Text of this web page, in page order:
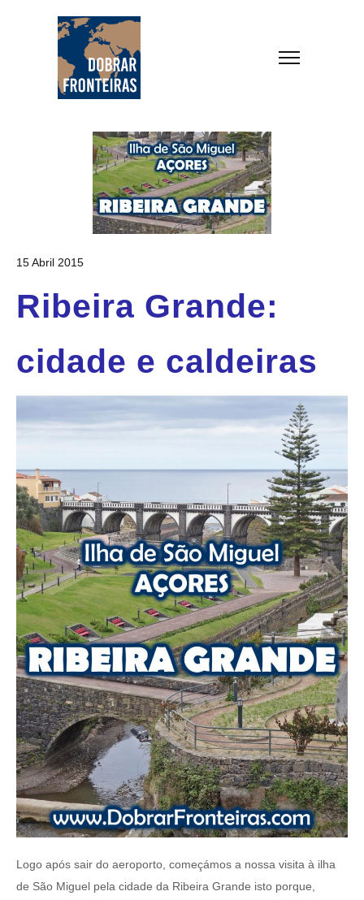
15 Abril 2015
Ribeira Grande:
cidade e caldeiras
Logo após sair do aeroporto, começámos a nossa visita à ilha
de São Miguel pela cidade da Ribeira Grande isto porque,